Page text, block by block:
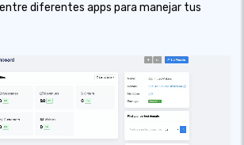
diferentes apps para manejar tus